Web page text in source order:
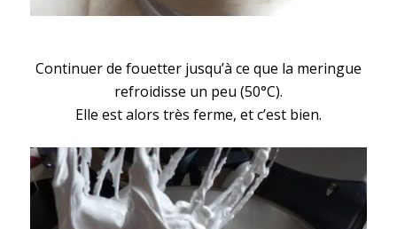
Continuer de fouetter jusqu’à ce que la meringue
refroidisse un peu (50°C).
Elle est alors très ferme, et c’est bien.